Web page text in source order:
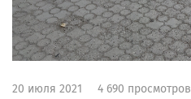
20 июля 2021 4 690 просмотров